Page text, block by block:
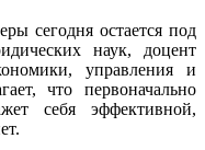
сегодня остается под
наук, доцент
управления и
что первоначально
себя эффективной,